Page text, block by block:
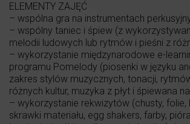
ELEMENTY ZAJĘĆ
– wspólna gra na instrumentach
– wspólny taniec i śpiew (z
melodii ludowych lub rytmów i pieśni z
– wykorzystanie międzynarodowe e-
programu Pomelody (piosenki w języku
zakres stylów muzycznych, tonacji,
różnych kultur, muzyka z płyt i śpiewana
– wykorzystanie rekwizytów (chusty, folie,
skrawki materiału, egg shakers, farby,